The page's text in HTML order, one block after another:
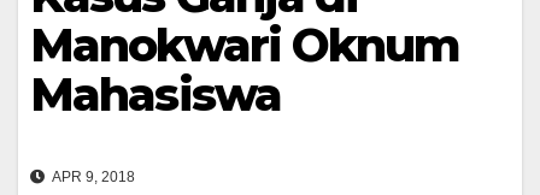
Manokwari Oknum
Mahasiswa
APR 9, 2018